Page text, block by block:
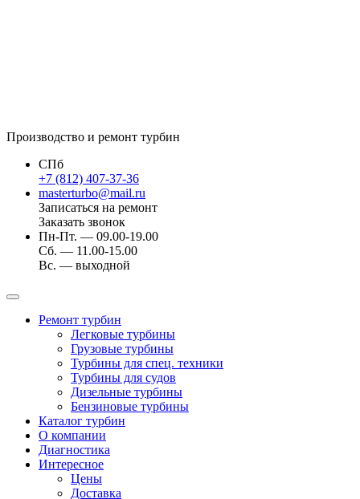
Производство и ремонт турбин
СПб
+7 (812) 407-37-36
masterturbo@mail.ru
Записаться на ремонт
Заказать звонок
Пн-Пт. — 09.00-19.00
Сб. — 11.00-15.00
Вс. — выходной
Ремонт турбин
Легковые турбины
Грузовые турбины
Турбины для спец. техники
Турбины для судов
Дизельные турбины
Бензиновые турбины
Каталог турбин
О компании
Диагностика
Интересное
Цены
Доставка